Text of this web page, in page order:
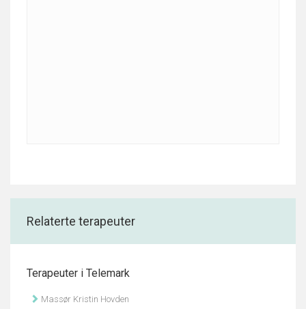
Relaterte terapeuter
Terapeuter i Telemark
Massør Kristin Hovden